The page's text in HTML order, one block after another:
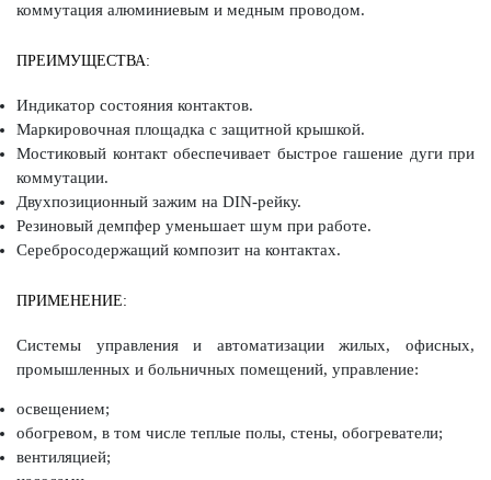
коммутация алюминиевым и медным проводом.
ПРЕИМУЩЕСТВА:
Индикатор состояния контактов.
Маркировочная площадка с защитной крышкой.
Мостиковый контакт обеспечивает быстрое гашение дуги при
коммутации.
Двухпозиционный зажим на DIN-рейку.
Резиновый демпфер уменьшает шум при работе.
Серебросодержащий композит на контактах.
ПРИМЕНЕНИЕ:
Системы управления и автоматизации жилых, офисных,
промышленных и больничных помещений, управление:
освещением;
обогревом, в том числе теплые полы, стены, обогреватели;
вентиляцией;